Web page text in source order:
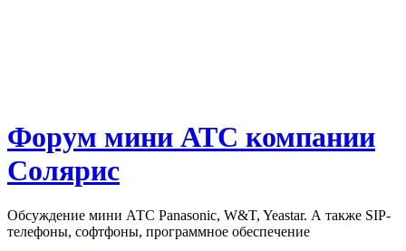
Форум мини АТС компании
Солярис
Обсуждение мини АТС Panasonic, W&T, Yeastar. А также SIP-
телефоны, софтфоны, программное обеспечение